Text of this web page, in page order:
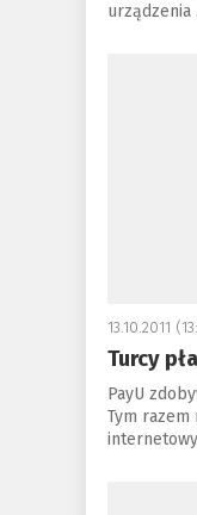
urządzenia
13.10.2011
Turcy
PayU
Tym